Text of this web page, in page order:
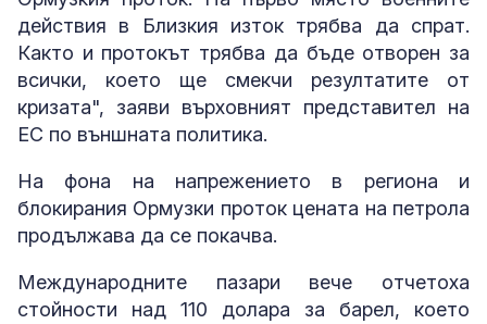
действия в Близкия изток трябва да спрат.
Както и протокът трябва да бъде отворен за
всички, което ще смекчи резултатите от
кризата", заяви върховният представител на
ЕС по външната политика.
На фона на напрежението в региона и
блокирания Ормузки проток цената на петрола
продължава да се покачва.
Международните пазари вече отчетоха
стойности над 110 долара за барел, което